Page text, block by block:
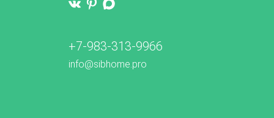
+7-983-313-9966
info@sibhome.pro